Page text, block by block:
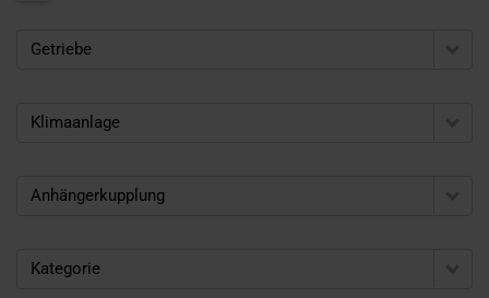
Getriebe
Klimaanlage
Anhängerkupplung
Kategorie